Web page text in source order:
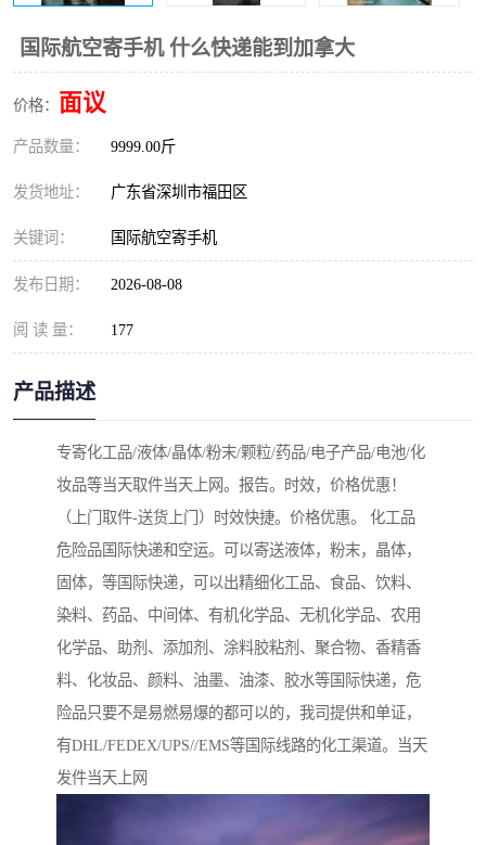
国际航空寄手机 什么快递能到加拿大
价格： 面议
产品数量： 9999.00斤
发货地址： 广东省深圳市福田区
关键词： 国际航空寄手机
发布日期： 2026-08-08
阅 读 量： 177
产品描述
专寄化工品/液体/晶体/粉末/颗粒/药品/电子产品/电池/化
妆品等当天取件当天上网。报告。时效，价格优惠！
（上门取件-送货上门）时效快捷。价格优惠。 化工品
危险品国际快递和空运。可以寄送液体，粉末，晶体，
固体，等国际快递，可以出精细化工品、食品、饮料、
染料、药品、中间体、有机化学品、无机化学品、农用
化学品、助剂、添加剂、涂料胶粘剂、聚合物、 香精香
料、化妆品、颜料、油墨、油漆、胶水等国际快递，危
险品只要不是易燃易爆的都可以的，我司提供和单证，
有DHL/FEDEX/UPS//EMS等国际线路的化工渠道。当天
发件当天上网